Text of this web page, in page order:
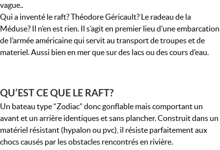
vague..
Qui a inventé le raft? Théodore Géricault? Le radeau de la
Méduse? Il n’en est rien. Il s’agit en premier lieu d’une embarcation
de l’armée américaine qui servit au transport de troupes et de
materiel. Aussi bien en mer que sur des lacs ou des cours d’eau.
QU’EST CE QUE LE RAFT?
Un bateau type “Zodiac” donc gonflable mais comportant un
avant et un arrière identiques et sans plancher. Construit dans un
matériel résistant (hypalon ou pvc), il résiste parfaitement aux
chocs causés par les obstacles rencontrés en rivière.